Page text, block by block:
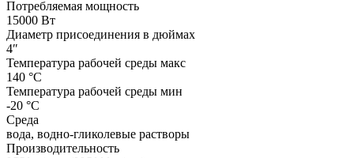
Потребляемая мощность
15000 Вт
Диаметр присоединения в дюймах
4″
Температура рабочей среды макс
140 °С
Температура рабочей среды мин
-20 °С
Среда
вода, водно-гликолевые растворы
Производительность